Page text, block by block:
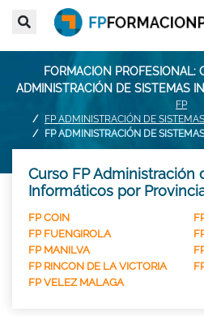
FORMACION PROFESIONAL:
ADMINISTRACIÓN DE SISTEMAS
FP
FP ADMINISTRACIÓN DE
FP ADMINISTRACIÓN DE
Curso FP Administración
Informáticos por
FP COIN
FP FUENGIROLA
FP MANILVA
FP RINCON DE LA VICTORIA
FP VELEZ MALAGA